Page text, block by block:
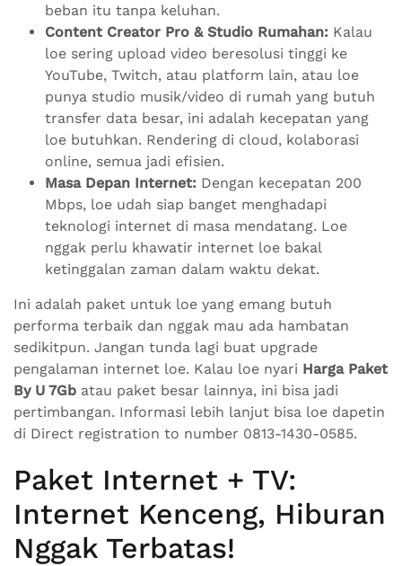
beban itu tanpa keluhan.
Content Creator Pro & Studio Rumahan: Kalau
loe sering upload video beresolusi tinggi ke
YouTube, Twitch, atau platform lain, atau loe
punya studio musik/video di rumah yang butuh
transfer data besar, ini adalah kecepatan yang
loe butuhkan. Rendering di cloud, kolaborasi
online, semua jadi efisien.
Masa Depan Internet: Dengan kecepatan 200
Mbps, loe udah siap banget menghadapi
teknologi internet di masa mendatang. Loe
nggak perlu khawatir internet loe bakal
ketinggalan zaman dalam waktu dekat.
Ini adalah paket untuk loe yang emang butuh
performa terbaik dan nggak mau ada hambatan
sedikitpun. Jangan tunda lagi buat upgrade
pengalaman internet loe. Kalau loe nyari Harga Paket
By U 7Gb atau paket besar lainnya, ini bisa jadi
pertimbangan. Informasi lebih lanjut bisa loe dapetin
di Direct registration to number 0813-1430-0585.
Paket Internet + TV:
Internet Kenceng, Hiburan
Nggak Terbatas!